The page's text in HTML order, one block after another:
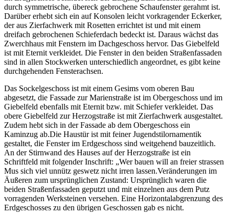
durch symmetrische, übereck gebrochene Schaufenster gerahmt ist.
Darüber erhebt sich ein auf Konsolen leicht vorkragender Eckerker,
der aus Zierfachwerk mit Rosetten errichtet ist und mit einem
dreifach gebrochenen Schieferdach bedeckt ist. Daraus wächst das
Zwerchhaus mit Fenstern im Dachgeschoss hervor. Das Giebelfeld
ist mit Eternit verkleidet. Die Fenster in den beiden Straßenfassaden
sind in allen Stockwerken unterschiedlich angeordnet, es gibt keine
durchgehenden Fensterachsen.
Das Sockelgeschoss ist mit einem Gesims vom oberen Bau
abgesetzt, die Fassade zur Marienstraße ist im Obergeschoss und im
Giebelfeld ebenfalls mit Eternit bzw. mit Schiefer verkleidet. Das
obere Giebelfeld zur Herzogstraße ist mit Zierfachwerk ausgestaltet.
Zudem hebt sich in der Fassade ab dem Obergeschoss ein
Kaminzug ab.Die Haustür ist mit feiner Jugendstilornamentik
gestaltet, die Fenster im Erdgeschoss sind weitgehend bauzeitlich.
An der Stirnwand des Hauses auf der Herzogstraße ist ein
Schriftfeld mit folgender Inschrift: „Wer bauen will an freier strassen
Mus sich viel unnütz geswetz nicht irren lassen.Veränderungen im
Äußeren zum ursprünglichen Zustand: Ursprünglich waren die
beiden Straßenfassaden geputzt und mit einzelnen aus dem Putz
vorragenden Werksteinen versehen. Eine Horizontalabgrenzung des
Erdgeschosses zu den übrigen Geschossen gab es nicht.